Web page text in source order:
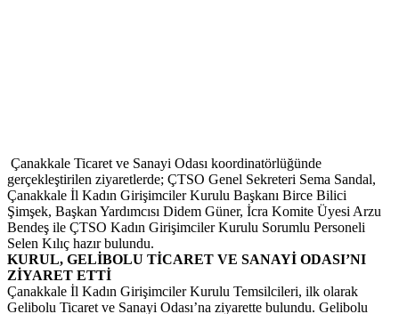
Çanakkale Ticaret ve Sanayi Odası koordinatörlüğünde
gerçekleştirilen ziyaretlerde; ÇTSO Genel Sekreteri Sema Sandal,
Çanakkale İl Kadın Girişimciler Kurulu Başkanı Birce Bilici
Şimşek, Başkan Yardımcısı Didem Güner, İcra Komite Üyesi Arzu
Bendeş ile ÇTSO Kadın Girişimciler Kurulu Sorumlu Personeli
Selen Kılıç hazır bulundu.
KURUL, GELİBOLU TİCARET VE SANAYİ ODASI’NI
ZİYARET ETTİ
Çanakkale İl Kadın Girişimciler Kurulu Temsilcileri, ilk olarak
Gelibolu Ticaret ve Sanayi Odası’na ziyarette bulundu. Gelibolu